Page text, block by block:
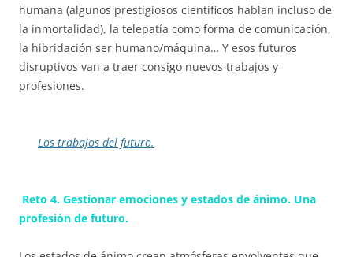
humana (algunos prestigiosos científicos hablan incluso de
la inmortalidad), la telepatía como forma de comunicación,
la hibridación ser humano/máquina… Y esos futuros
disruptivos van a traer consigo nuevos trabajos y
profesiones.
Los trabajos del futuro.
Reto 4. Gestionar emociones y estados de ánimo. Una
profesión de futuro.